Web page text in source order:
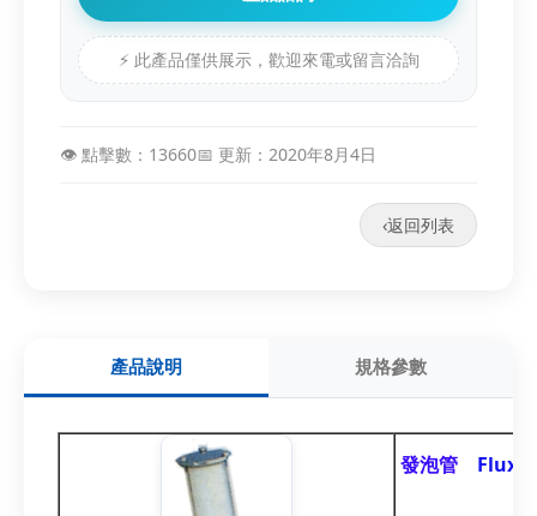
⚡ 此產品僅供展示，歡迎來電或留言洽詢
👁️ 點擊數：13660📅 更新：2020年8月4日
‹返回列表
產品說明 規格參數
發泡管 Flux